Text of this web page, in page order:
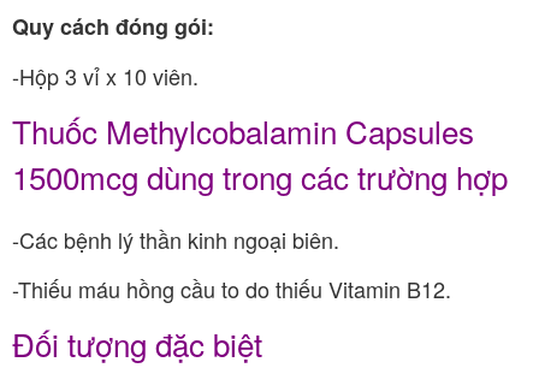
Quy cách đóng gói:
-Hộp 3 vỉ x 10 viên.
Thuốc Methylcobalamin Capsules
1500mcg dùng trong các trường hợp
-Các bệnh lý thần kinh ngoại biên.
-Thiếu máu hồng cầu to do thiếu Vitamin B12.
Đối tượng đặc biệt